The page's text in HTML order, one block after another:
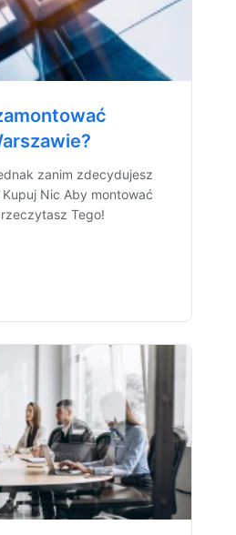
zanim zdecydujesz
Nic Aby montować
Tego!